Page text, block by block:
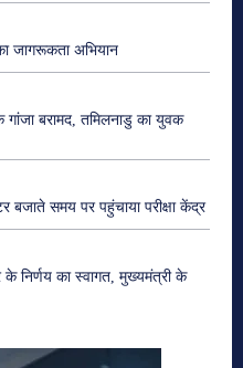
जागरूकता अभियान
गांजा बरामद, तमिलनाडु का युवक
बजाते समय पर पहुंचाया परीक्षा केंद्र
के निर्णय का स्वागत, मुख्यमंत्री के